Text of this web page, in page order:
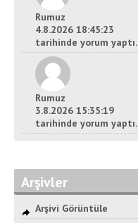
Rumuz
4.8.2026 18:45:23
tarihinde yorum yaptı.
Rumuz
3.8.2026 15:35:19
tarihinde yorum yaptı.
Arşivler
Arşivi Görüntüle